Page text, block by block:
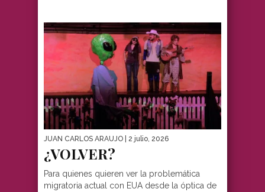
JUAN CARLOS ARAUJO | 2 julio, 2026
¿VOLVER?
Para quienes quieren ver la problemática
migratoria actual con EUA desde la óptica de